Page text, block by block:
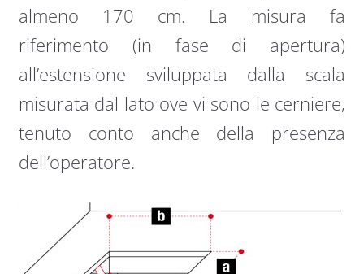
almeno 170 cm. La misura fa
riferimento (in fase di apertura)
all’estensione sviluppata dalla scala
misurata dal lato ove vi sono le cerniere,
tenuto conto anche della presenza
dell’operatore.